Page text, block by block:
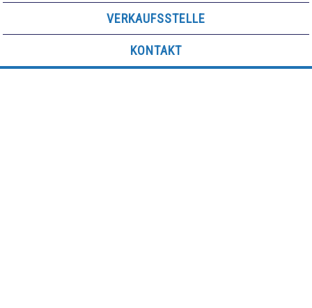
VERKAUFSSTELLE
KONTAKT